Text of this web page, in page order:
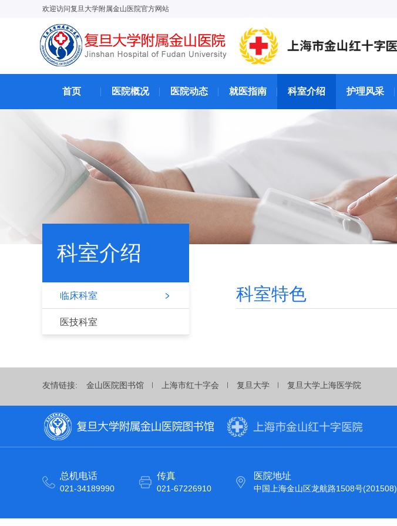
欢迎访问复旦大学附属金山医院官方网站
首页 医院概况 医院动态 就医指南 科室介绍 护理风采
科室介绍
临床科室
医技科室
科室特色
友情链接: 金山医院图书馆 上海市红十字会 复旦大学 复旦大学上海医学院
总机电话
021-34189990
传真
021-67226910
医院地址
中国上海金山区龙航路1508号(201508)